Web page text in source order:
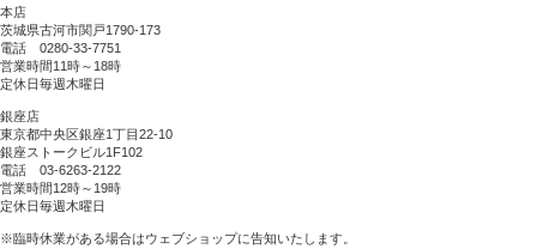
本店
茨城県古河市関戸1790-173
電話 0280-33-7751
営業時間11時～18時
定休日毎週木曜日
銀座店
東京都中央区銀座1丁目22-10
銀座ストークビル1F102
電話 03-6263-2122
営業時間12時～19時
定休日毎週木曜日
※臨時休業がある場合はウェブショップに告知いたします。